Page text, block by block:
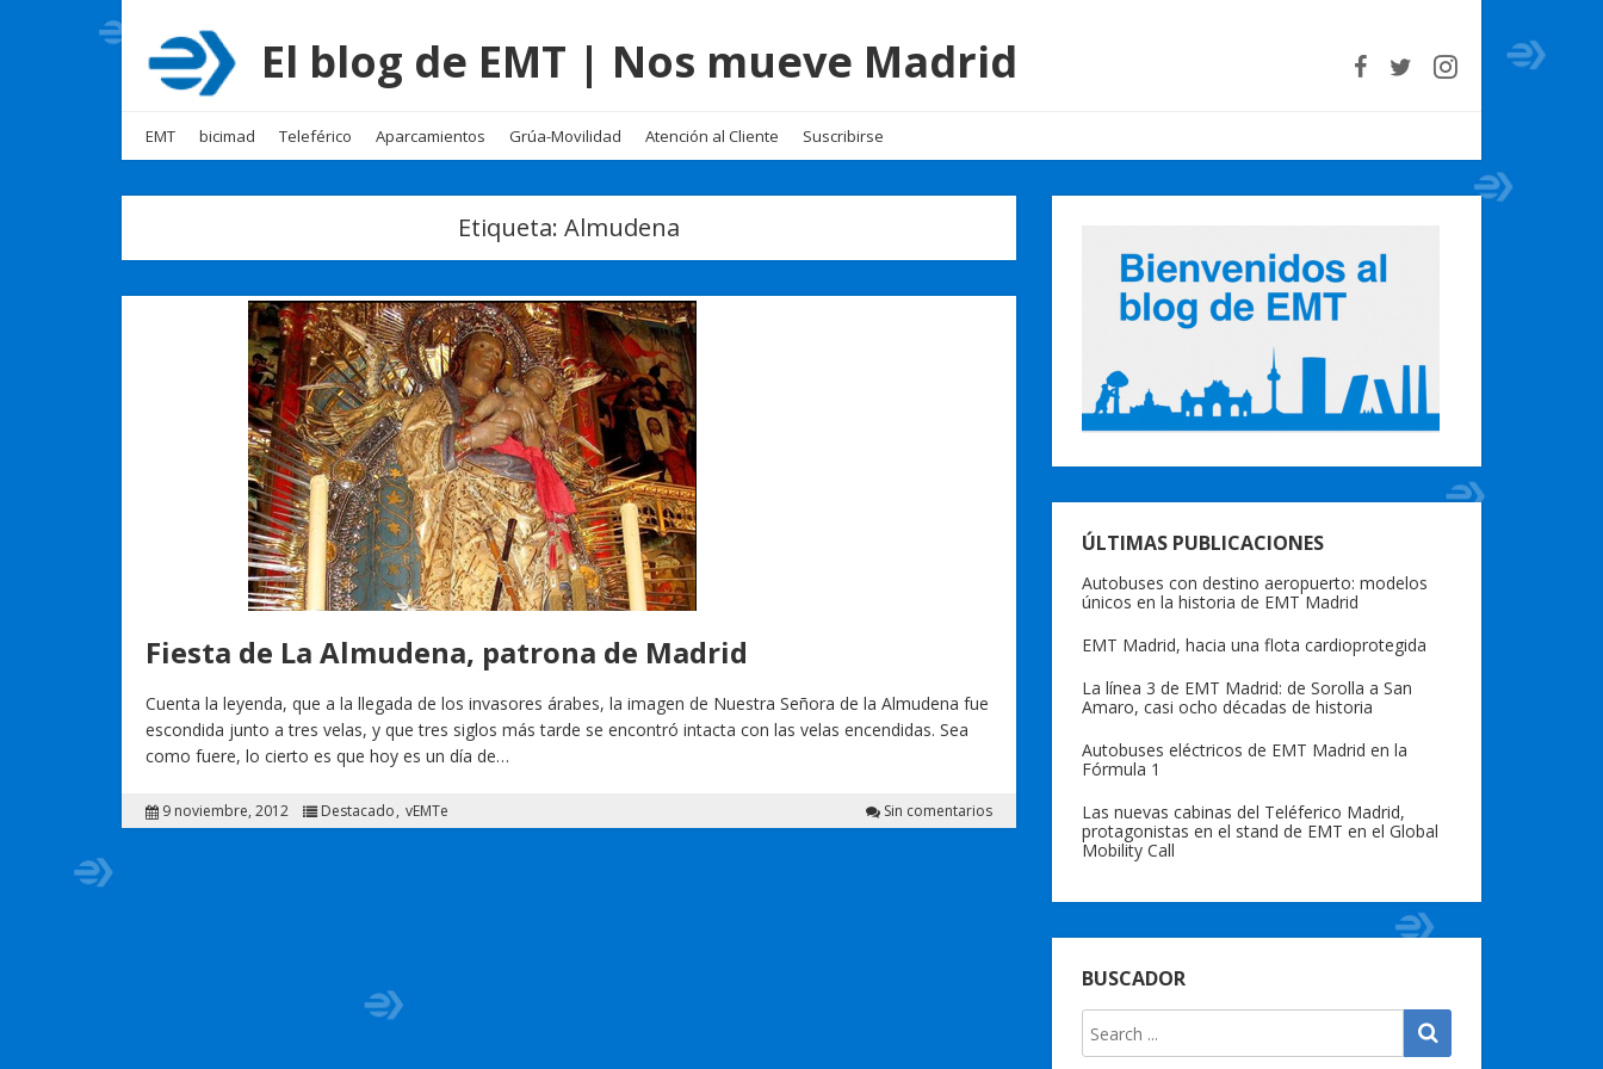
El blog de EMT | Nos mueve Madrid
EMT bicimad Teleférico Aparcamientos Grúa-Movilidad Atención al Cliente Suscribirse
Etiqueta: Almudena
Fiesta de La Almudena, patrona de Madrid
Cuenta la leyenda, que a la llegada de los invasores árabes, la imagen de Nuestra Señora de la Almudena fue
escondida junto a tres velas, y que tres siglos más tarde se encontró intacta con las velas encendidas. Sea
como fuere, lo cierto es que hoy es un día de…
9 noviembre, 2012 Destacado vEMTe Sin comentarios
ÚLTIMAS PUBLICACIONES
Autobuses con destino aeropuerto: modelos
únicos en la historia de EMT Madrid
EMT Madrid, hacia una flota cardioprotegida
La línea 3 de EMT Madrid: de Sorolla a San
Amaro, casi ocho décadas de historia
Autobuses eléctricos de EMT Madrid en la
Fórmula 1
Las nuevas cabinas del Teléferico Madrid,
protagonistas en el stand de EMT en el Global
Mobility Call
BUSCADOR